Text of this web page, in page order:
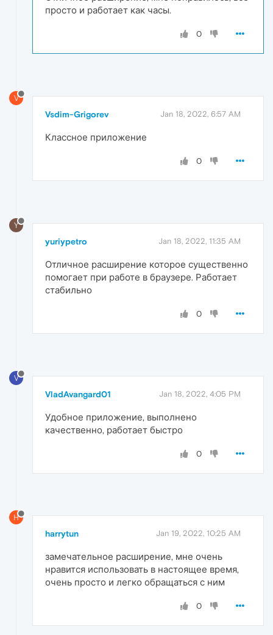
просто и работает как часы.
0
V
Vsdim-Grigorev Jan 18, 2022, 6:57 AM
Классное приложение
0
Y
yuriypetro Jan 18, 2022, 11:35 AM
Отличное расширение которое существенно
помогает при работе в браузере. Работает
стабильно
0
V
VladAvangard01 Jan 18, 2022, 4:05 PM
Удобное приложение, выполнено
качественно, работает быстро
0
H
harrytun Jan 19, 2022, 10:25 AM
замечательное расширение, мне очень
нравится использовать в настоящее время,
очень просто и легко обращаться с ним
0